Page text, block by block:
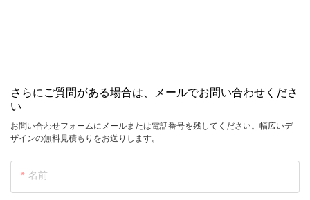
さらにご質問がある場合は、メールでお問い合わせくださ
い
お問い合わせフォームにメールまたは電話番号を残してください。幅広いデ
ザインの無料見積もりをお送りします。
名前